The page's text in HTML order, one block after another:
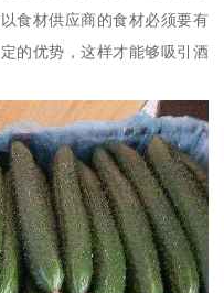
食材供应商的食材必须要有
的优势，这样才能够吸引酒